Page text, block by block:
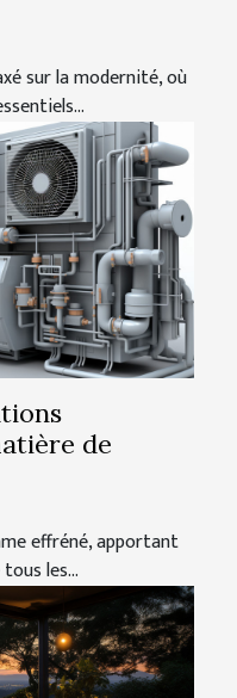
sur la modernité, où
de
effréné, apportant
les...